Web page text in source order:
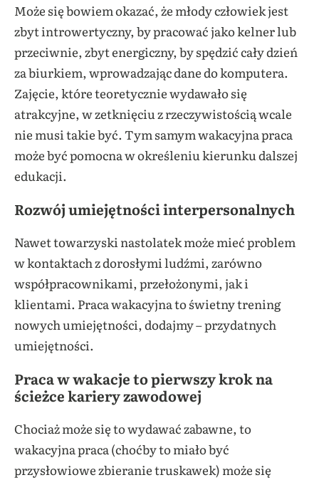
Może się bowiem okazać, że młody człowiek jest
zbyt introwertyczny, by pracować jako kelner lub
przeciwnie, zbyt energiczny, by spędzić cały dzień
za biurkiem, wprowadzając dane do komputera.
Zajęcie, które teoretycznie wydawało się
atrakcyjne, w zetknięciu z rzeczywistością wcale
nie musi takie być. Tym samym wakacyjna praca
może być pomocna w określeniu kierunku dalszej
edukacji.
Rozwój umiejętności interpersonalnych
Nawet towarzyski nastolatek może mieć problem
w kontaktach z dorosłymi ludźmi, zarówno
współpracownikami, przełożonymi, jak i
klientami. Praca wakacyjna to świetny trening
nowych umiejętności, dodajmy – przydatnych
umiejętności.
Praca w wakacje to pierwszy krok na
ścieżce kariery zawodowej
Chociaż może się to wydawać zabawne, to
wakacyjna praca (choćby to miało być
przysłowiowe zbieranie truskawek) może się